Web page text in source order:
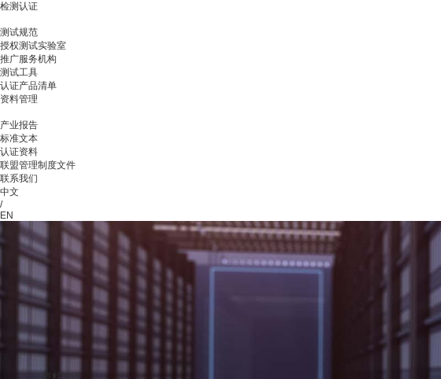
检测认证
测试规范
授权测试实验室
推广服务机构
测试工具
认证产品清单
资料管理
产业报告
标准文本
认证资料
联盟管理制度文件
联系我们
中文
/
EN
资料管理